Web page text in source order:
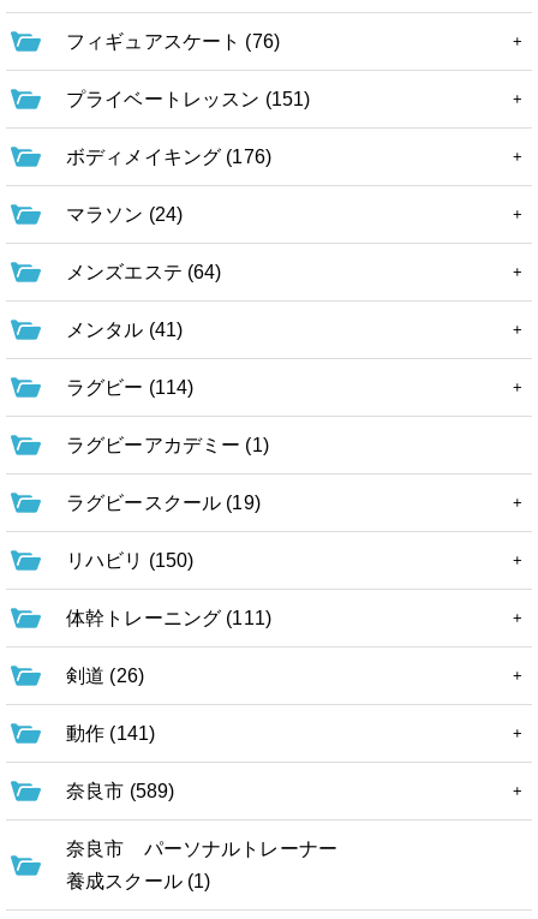
フィギュアスケート (76)
プライベートレッスン (151)
ボディメイキング (176)
マラソン (24)
メンズエステ (64)
メンタル (41)
ラグビー (114)
ラグビーアカデミー (1)
ラグビースクール (19)
リハビリ (150)
体幹トレーニング (111)
剣道 (26)
動作 (141)
奈良市 (589)
奈良市 パーソナルトレーナー
養成スクール (1)